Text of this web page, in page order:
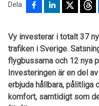
Dela
Vy investerar i totalt 37
trafiken i Sverige.
flygbussarna och 12 nya
Investeringen är en del
erbjuda hållbara, pålitliga
komfort, samtidigt som